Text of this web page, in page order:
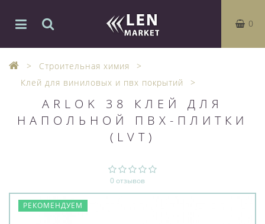
0
Строительная химия
Клей для виниловых и пвх покрытий
ARLOK 38 КЛЕЙ ДЛЯ
НАПОЛЬНОЙ ПВХ-ПЛИТКИ
(LVT)
0 отзывов
РЕКОМЕНДУЕМ